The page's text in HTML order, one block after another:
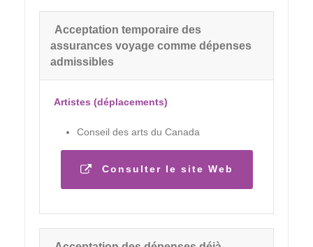
Acceptation temporaire des
assurances voyage comme dépenses
admissibles
Artistes (déplacements)
Conseil des arts du Canada
Consulter le site Web